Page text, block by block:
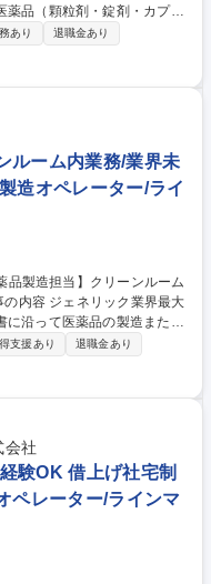
薬品（顆粒剤・錠剤・カプセ
原料の秤量、造粒作業・原料
・錠剤検査業務（欠けた錠
リーンルーム内での作業と
あり ※基本的にすべての工
り、就業時間外での勤務時
あり
退職金あり
ルーム内業務/業界未
造オペレーター/ライ
に沿って医薬品の製造または
ーンルーム内での作業とな
後
段階では専門的な知識は不
という意欲のある方はぜひご
遅番（日勤・夜勤）が交替
用背景】事業拡大・生産量増
支援あり
退職金あり
会社
験OK 借上げ社宅制
ペレーター/ラインマ